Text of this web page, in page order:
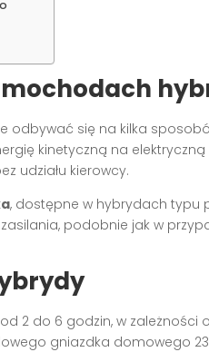
odbywać się na kilka
kinetyczną na
udziału kierowcy.
, dostępne w hybrydach typu
podobnie jak w
2 do 6 godzin, w
gniazdka domowego